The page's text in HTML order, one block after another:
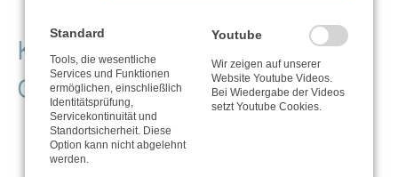
Kontaktdaten der
Organisation
Standard
Tools, die wesentliche
Services und Funktionen
ermöglichen, einschließlich
Identitätsprüfung,
Servicekontinuität und
Standortsicherheit. Diese
Option kann nicht abgelehnt
werden.
Youtube
Wir zeigen auf unserer
Website Youtube Videos.
Bei Wiedergabe der Videos
setzt Youtube Cookies.